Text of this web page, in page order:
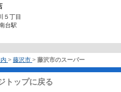
５丁目
台駅
> 藤沢市 > 藤沢市のスーパー
トップに戻る